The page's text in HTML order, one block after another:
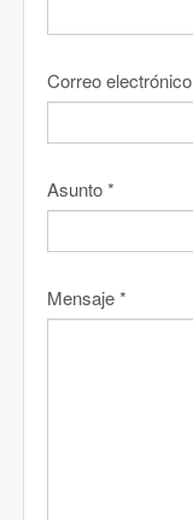
Correo electrónico
Asunto*
Mensaje*